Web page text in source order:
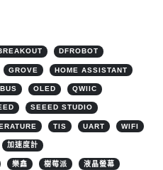
DFROBOT
GROVE HOME ASSISTANT
OLED QWIIC
SEEED STUDIO
TIS UART WIFI
加速度計
樂鑫 樹莓派 液晶螢幕